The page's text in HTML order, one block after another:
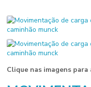
Clique nas imagens para